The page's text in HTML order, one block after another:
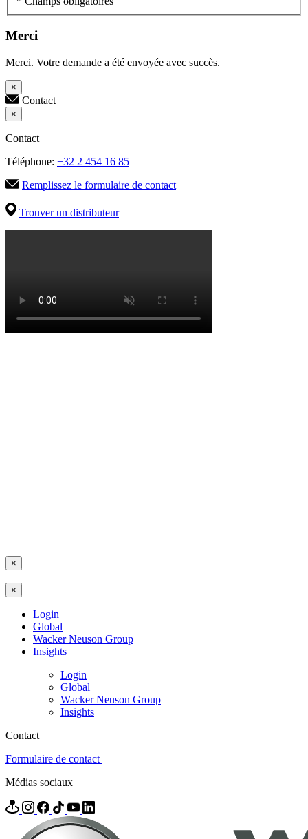
Merci
Merci. Votre demande a été envoyée avec succès.
×
Contact
×
Contact
Téléphone: +32 2 454 16 85
Remplissez le formulaire de contact
Trouver un distributeur
×
×
Login
Global
Wacker Neuson Group
Insights
Login
Global
Wacker Neuson Group
Insights
Contact
Formulaire de contact
Médias sociaux